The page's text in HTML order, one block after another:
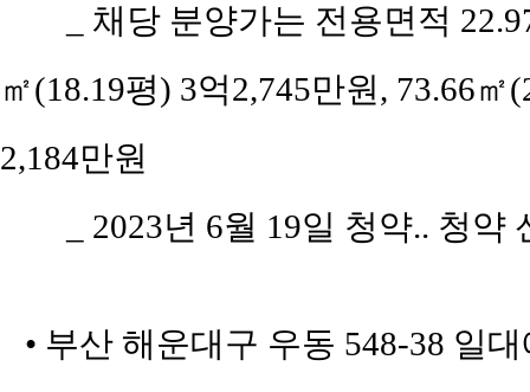
_ 채당 분양가는 전용면적
㎡(18.19평) 3억2,745만원, 73.66
2,184만원
_ 2023년 6월 19일 청약.. 청
• 부산 해운대구 우동 548-38 일